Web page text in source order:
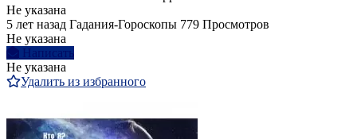
Не указана
5 лет назад Гадания-Гороскопы 779 Просмотров
Не указана
Написать
Не указана
Удалить из избранного